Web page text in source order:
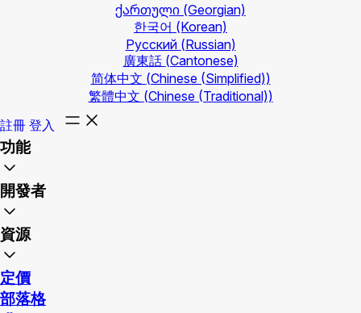
ქართული (Georgian)
한국어 (Korean)
Русский (Russian)
廣東話 (Cantonese)
简体中文 (Chinese (Simplified))
繁體中文 (Chinese (Traditional))
註冊 登入
功能
開發者
資源
定價
部落格